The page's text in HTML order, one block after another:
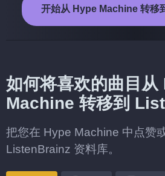
开始从 Hype Machine 转移
如何将喜欢的曲目从
Machine 转移到
把您在 Hype Machine 中点赞
ListenBrainz 资料库。